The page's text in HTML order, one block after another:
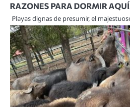
RAZONES PARA DORMIR
Playas dignas de presumir, el